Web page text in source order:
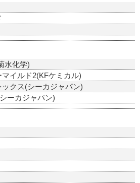
水化学)
イルド2(KFケミカル)
クス(シーカジャパン)
ーカジャパン)